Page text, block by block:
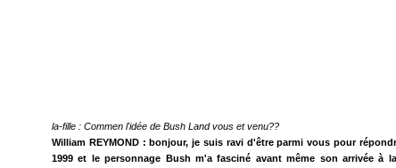
la-fille : Commen l'idée de Bush Land vous et venu??
William REYMOND : bonjour, je suis ravi d'être parmi vous pour
1999 et le personnage Bush m'a fasciné avant même son arrivée à